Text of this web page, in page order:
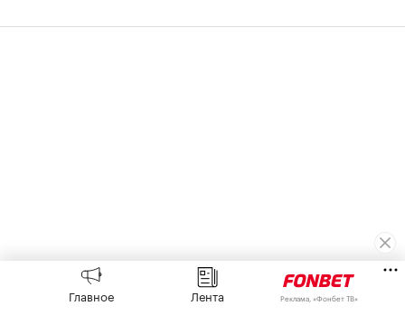
09 авг, 13:43
Главное Лента Реклама, «Фонбет ТВ»